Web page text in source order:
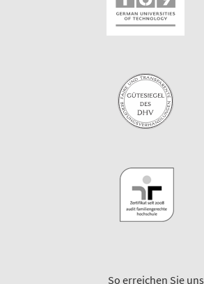
So erreichen Sie uns